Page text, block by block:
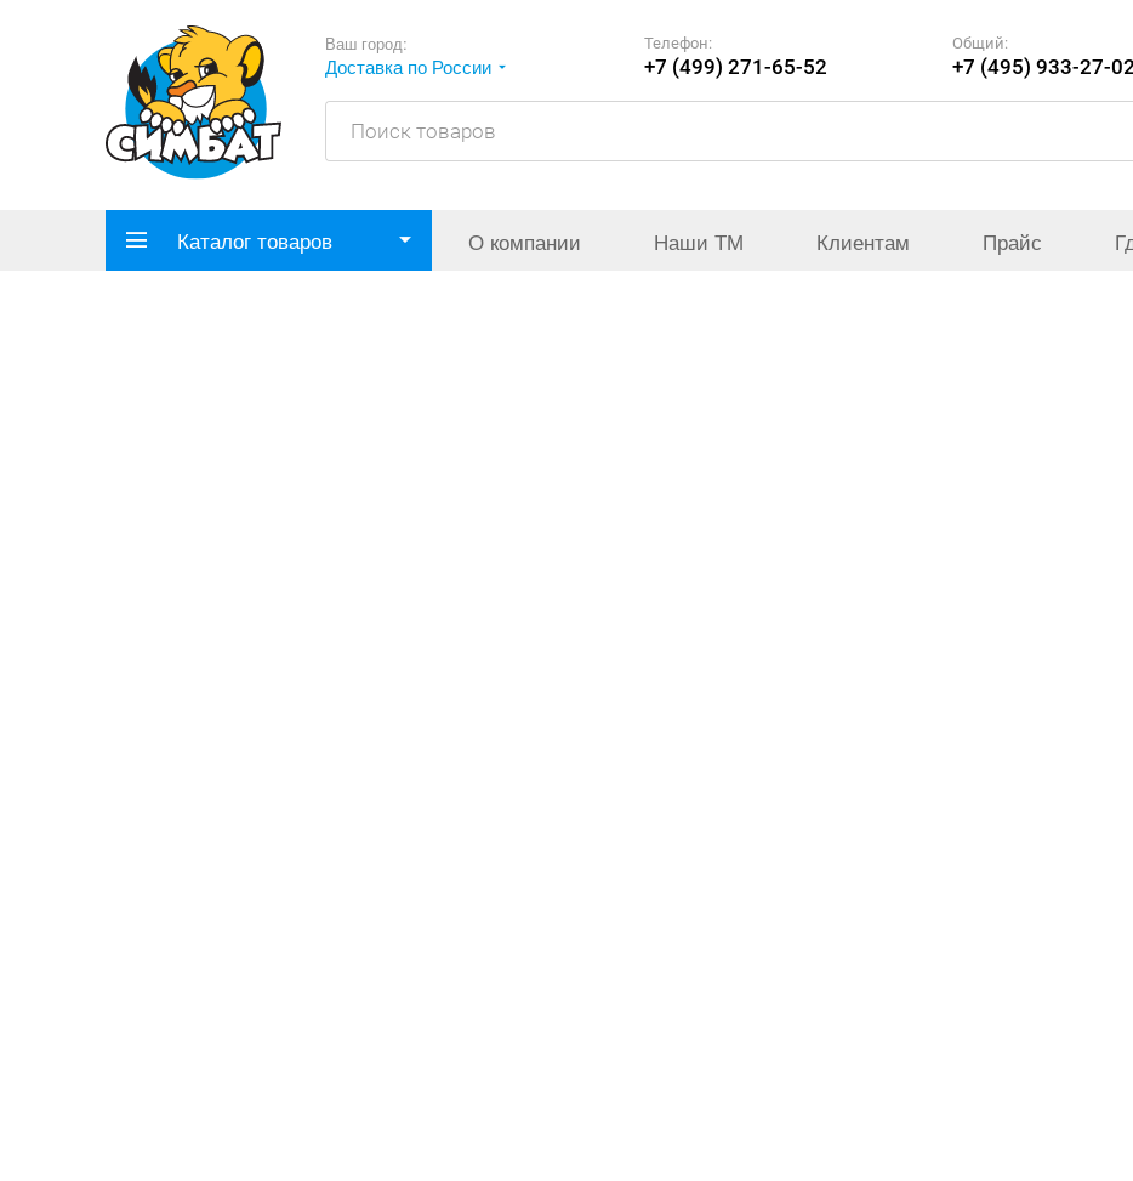
Ваш город:
Доставка по России
Телефон:
+7 (499) 271-65-52
Общий:
+7 (495) 933-27-02
Каталог товаров О компании Наши ТМ Клиентам Прайс